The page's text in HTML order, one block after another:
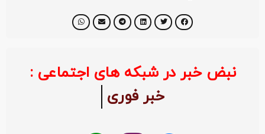
نبض خبر در شبکه های اجتماعی :
خبر فوری